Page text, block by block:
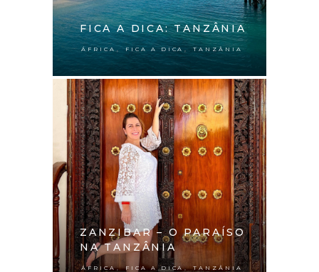
FICA A DICA: TANZÂNIA
ÁFRICA , FICA A DICA , TANZÂNIA
ZANZIBAR – O PARAÍSO
NA TANZÂNIA
ÁFRICA, FICA A DICA, TANZÂNIA